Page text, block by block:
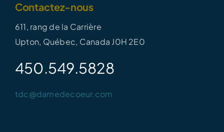
Contactez-nous
611, rang de la Carrière
Upton, Québec, Canada J0H 2E0
450.549.5828
tdc@damedecoeur.com